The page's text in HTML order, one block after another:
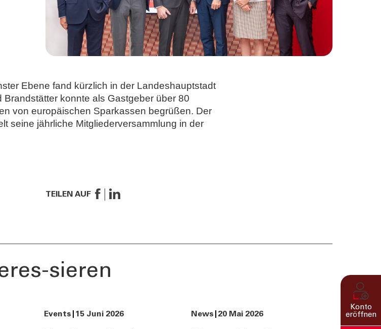
Konto
eröffnen
Ebene fand kürzlich in der Landeshauptstadt
konnte als Gastgeber über 80
von europäischen Sparkassen begrüßen. Der
seine jährliche Mitgliederversammlung in der
TEILEN AUF
sieren
Events 15 Juni 2026 News 20 Mai 2026